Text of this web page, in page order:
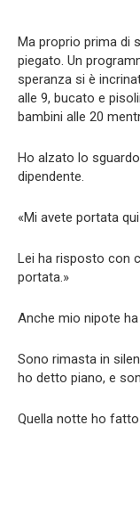
Ma proprio prima di
piegato. Un
speranza si è
alle 9, bucato e
bambini alle 20
Ho alzato lo
dipendente.
«Mi avete portata
Lei ha risposto con
portata.»
Anche mio nipote
Sono rimasta in
ho detto piano, e
Quella notte ho